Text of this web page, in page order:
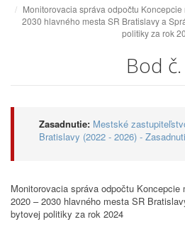
Monitorovacia správa odpočtu
2030 hlavného mesta SR Bratislavy a
politiky za rok
Bod
Zasadnutie: Mestské
Bratislavy (2022 - 2026) -
Monitorovacia správa odpočtu
2020 – 2030 hlavného mesta SR
bytovej politiky za rok 2024